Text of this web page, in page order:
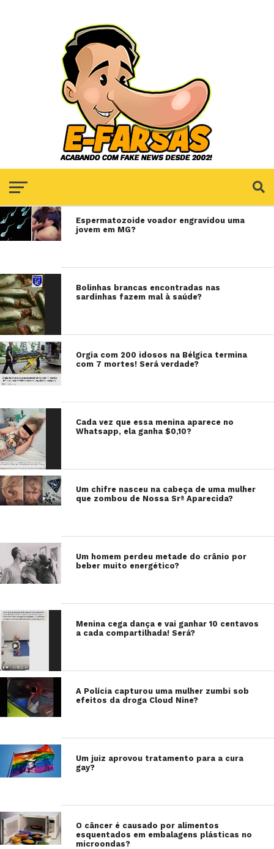
Espermatozoide voador engravidou uma
jovem em MG?
Bolinhas brancas encontradas nas
sardinhas fazem mal à saúde?
Orgia com 200 idosos na Bélgica termina
com 7 mortes! Será verdade?
Cada vez que essa menina aparece no
Whatsapp, ela ganha $0,10?
Um chifre nasceu na cabeça de uma mulher
que zombou de Nossa Srª Aparecida?
Um homem perdeu metade do crânio por
beber muito energético?
Menina cega dança e vai ganhar 10 centavos
a cada compartilhada! Será?
A Polícia capturou uma mulher zumbi sob
efeitos da droga Cloud Nine?
Um juiz aprovou tratamento para a cura
gay?
O câncer é causado por alimentos
esquentados em embalagens plásticas no
microondas?